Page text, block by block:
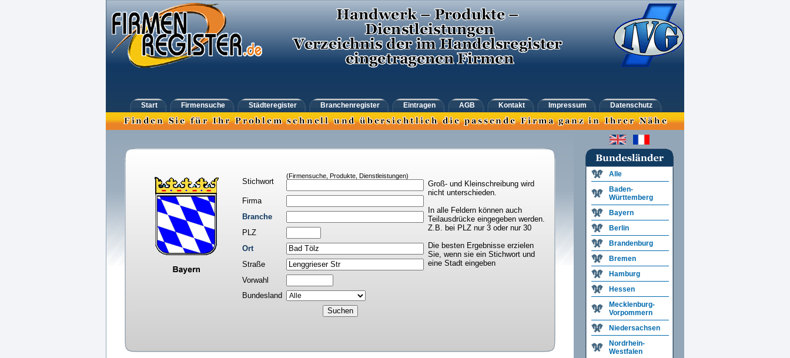
Start Firmensuche Städteregister Branchenregister Eintragen AGB Kontakt Impressum Datenschutz
Stichwort
(Firmensuche, Produkte, Dienstleistungen)
Groß- und Kleinschreibung wird
nicht unterschieden.
In alle Feldern können auch
Teilausdrücke eingegeben werden.
Z.B. bei PLZ nur 3 oder nur 30
Die besten Ergebnisse erzielen
Sie, wenn sie ein Stichwort und
eine Stadt eingeben
Firma
Branche
PLZ
Ort
Straße
Vorwahl
Bundesland
Alle
Baden-
Württemberg
Bayern
Berlin
Brandenburg
Bremen
Hamburg
Hessen
Mecklenburg-
Vorpommern
Niedersachsen
Nordrhein-
Westfalen